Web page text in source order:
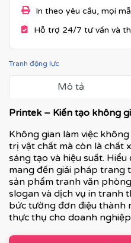
In theo yêu cầu, mọi
Hỗ trợ 24/7 tư vấn và
Tranh động lực
Mô tả
Printek – Kiến tạo không
Không gian làm việc
trị vật chất mà còn là chất
sáng tạo và hiệu suất.
mang đến giải pháp trang
sản phẩm tranh văn
slogan và dịch vụ in tranh
bức tường đơn điệu thành
thực thụ cho doanh